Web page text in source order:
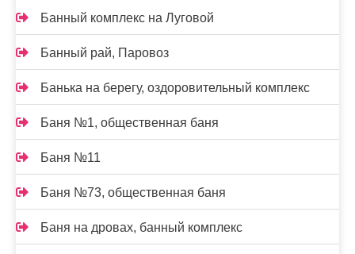
Банный комплекс на Луговой
Банный рай, Паровоз
Банька на берегу, оздоровительный комплекс
Баня №1, общественная баня
Баня №11
Баня №73, общественная баня
Баня на дровах, банный комплекс